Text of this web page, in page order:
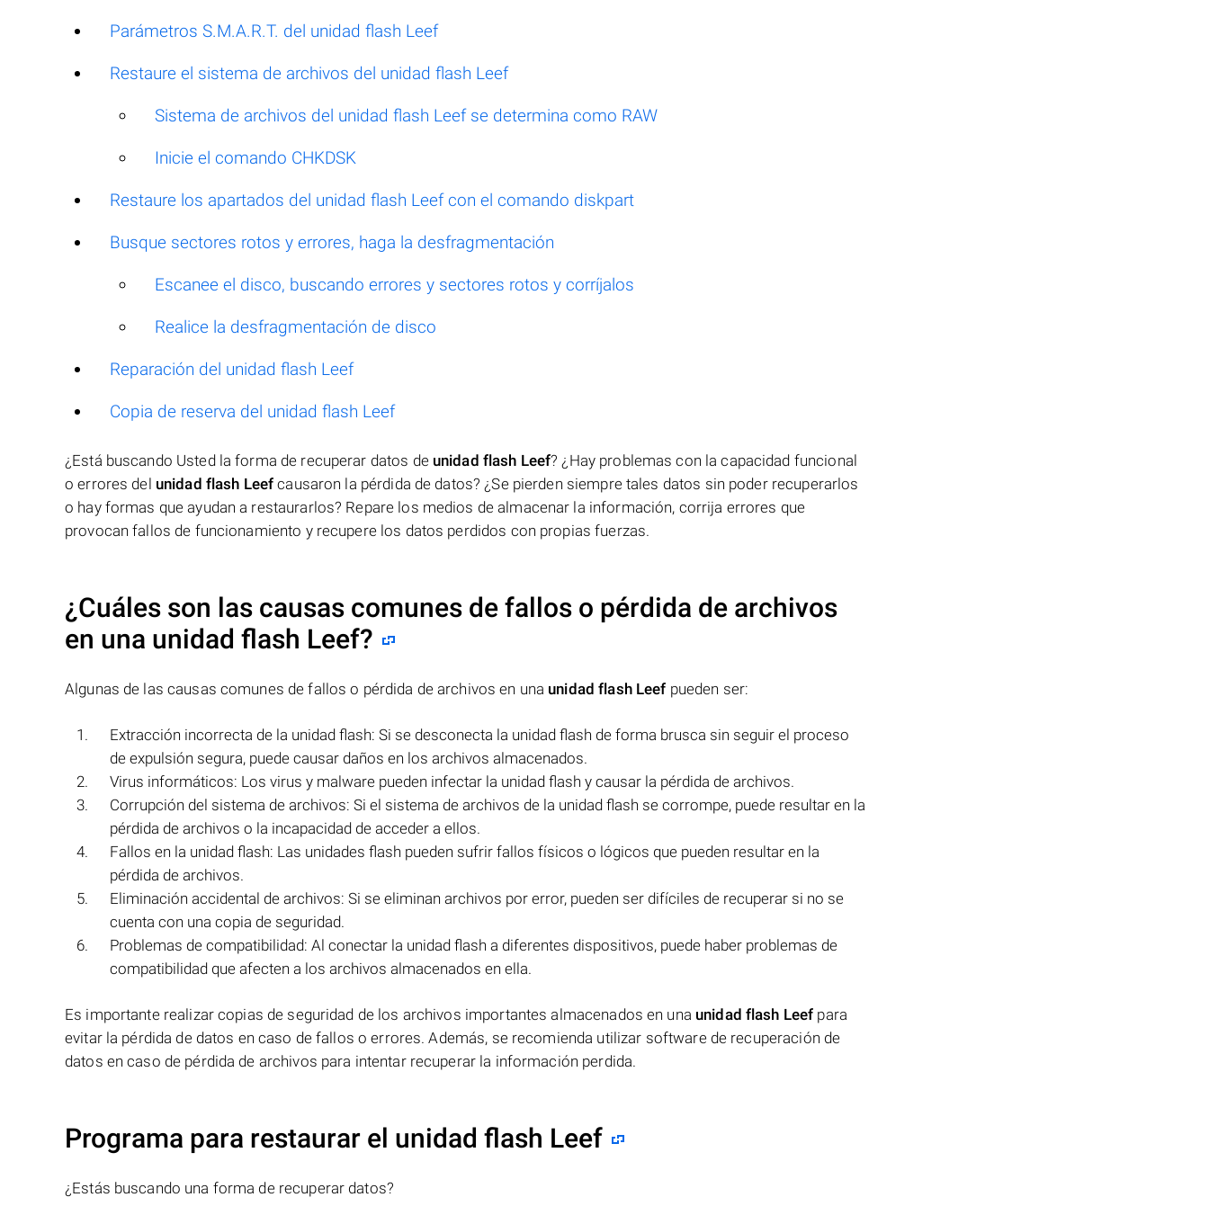
Parámetros S.M.A.R.T. del unidad flash Leef
Restaure el sistema de archivos del unidad flash Leef
Sistema de archivos del unidad flash Leef se determina como RAW
Inicie el comando CHKDSK
Restaure los apartados del unidad flash Leef con el comando diskpart
Busque sectores rotos y errores, haga la desfragmentación
Escanee el disco, buscando errores y sectores rotos y corríjalos
Realice la desfragmentación de disco
Reparación del unidad flash Leef
Copia de reserva del unidad flash Leef
¿Está buscando Usted la forma de recuperar datos de unidad flash Leef? ¿Hay problemas con la capacidad funcional
o errores del unidad flash Leef causaron la pérdida de datos? ¿Se pierden siempre tales datos sin poder recuperarlos
o hay formas que ayudan a restaurarlos? Repare los medios de almacenar la información, corrija errores que
provocan fallos de funcionamiento y recupere los datos perdidos con propias fuerzas.
¿Cuáles son las causas comunes de fallos o pérdida de archivos
en una unidad flash Leef?
Algunas de las causas comunes de fallos o pérdida de archivos en una unidad flash Leef pueden ser:
Extracción incorrecta de la unidad flash: Si se desconecta la unidad flash de forma brusca sin seguir el proceso
de expulsión segura, puede causar daños en los archivos almacenados.
Virus informáticos: Los virus y malware pueden infectar la unidad flash y causar la pérdida de archivos.
Corrupción del sistema de archivos: Si el sistema de archivos de la unidad flash se corrompe, puede resultar en la
pérdida de archivos o la incapacidad de acceder a ellos.
Fallos en la unidad flash: Las unidades flash pueden sufrir fallos físicos o lógicos que pueden resultar en la
pérdida de archivos.
Eliminación accidental de archivos: Si se eliminan archivos por error, pueden ser difíciles de recuperar si no se
cuenta con una copia de seguridad.
Problemas de compatibilidad: Al conectar la unidad flash a diferentes dispositivos, puede haber problemas de
compatibilidad que afecten a los archivos almacenados en ella.
Es importante realizar copias de seguridad de los archivos importantes almacenados en una unidad flash Leef para
evitar la pérdida de datos en caso de fallos o errores. Además, se recomienda utilizar software de recuperación de
datos en caso de pérdida de archivos para intentar recuperar la información perdida.
Programa para restaurar el unidad flash Leef
¿Estás buscando una forma de recuperar datos?